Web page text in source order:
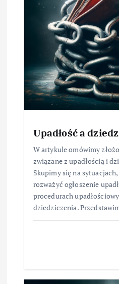
Upadłość a
W artykule omówimy
związane z upadłością i
Skupimy się na
rozważyć ogłoszenie
procedurach
dziedziczenia.